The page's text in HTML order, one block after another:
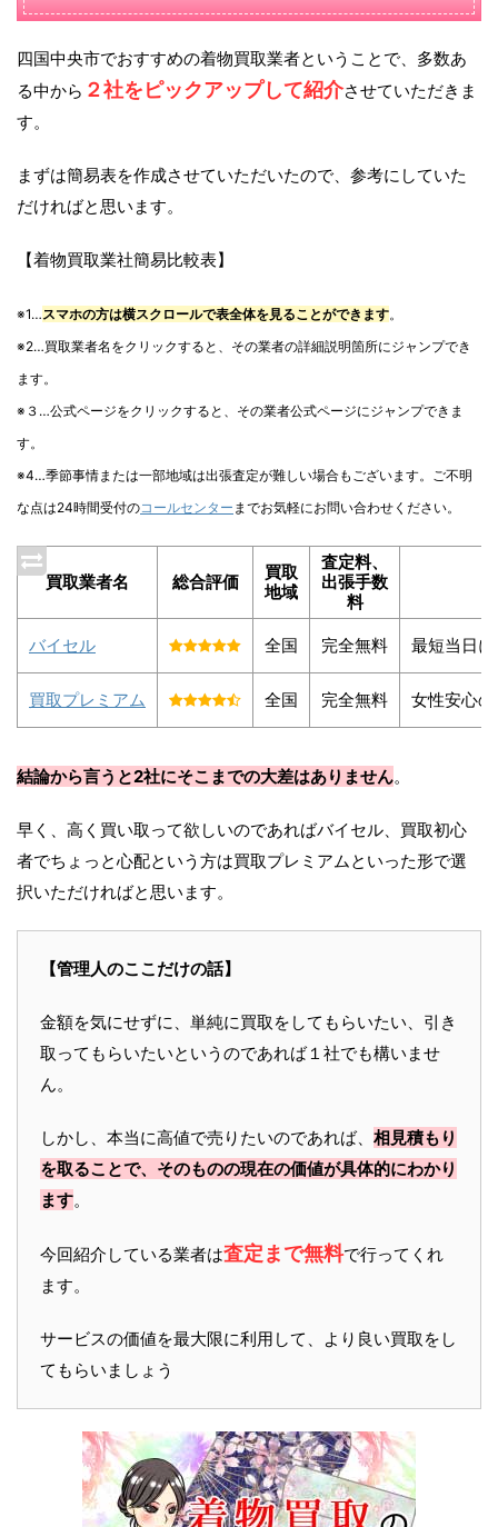
四国中央市でおすすめの着物買取業者ということで、多数あ
る中から ２社をピックアップして紹介させていただきま
す。
まずは簡易表を作成させていただいたので、参考にしていた
だければと思います。
【着物買取業社簡易比較表】
※1… スマホの方は横スクロールで表全体を見ることができます。
※2…買取業者名をクリックすると、その業者の詳細説明箇所にジャンプでき
ます。
※３…公式ページをクリックすると、その業者公式ページにジャンプできま
す。
※4…季節事情または一部地域は出張査定が難しい場合もございます。ご不明
な点は24時間受付のコールセンター までお気軽にお問い合わせください。
買取業者名 総合評価
買取
地域
査定料、
出張手数
料
バイセル 全国 完全無料 最短当日
買取プレミアム 全国 完全無料 女性安心
結論から言うと2社にそこまでの大差はありません。
早く、高く買い取って欲しいのであればバイセル、買取初心
者でちょっと心配という方は買取プレミアムといった形で選
択いただければと思います。
【管理人のここだけの話】
金額を気にせずに、単純に買取をしてもらいたい、引き
取ってもらいたいというのであれば１社でも構いませ
ん。
しかし、本当に高値で売りたいのであれば、 相見積もり
を取ることで、そのものの現在の価値が具体的にわかり
ます。
今回紹介している業者は査定まで無料で行ってくれ
ます。
サービスの価値を最大限に利用して、より良い買取をし
てもらいましょう